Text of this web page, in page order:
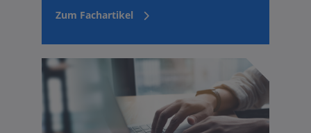
Zum Fachartikel